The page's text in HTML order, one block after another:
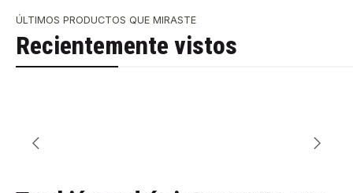
ÚLTIMOS PRODUCTOS QUE MIRASTE
Recientemente vistos